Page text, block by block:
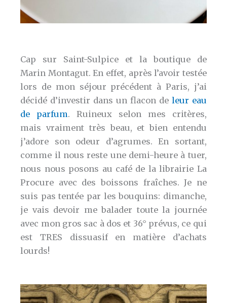
Cap sur Saint-Sulpice et la boutique de
Marin Montagut. En effet, après l’avoir testée
lors de mon séjour précédent à Paris, j’ai
décidé d’investir dans un flacon de leur eau
de parfum. Ruineux selon mes critères,
mais vraiment très beau, et bien entendu
j’adore son odeur d’agrumes. En sortant,
comme il nous reste une demi-heure à tuer,
nous nous posons au café de la librairie La
Procure avec des boissons fraîches. Je ne
suis pas tentée par les bouquins: dimanche,
je vais devoir me balader toute la journée
avec mon gros sac à dos et 36° prévus, ce qui
est TRES dissuasif en matière d’achats
lourds!